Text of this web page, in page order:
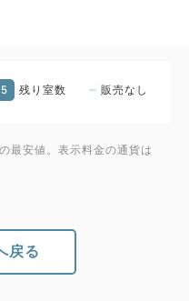
5 残り室数 販売なし
最安値。表示料金の通貨は
戻る